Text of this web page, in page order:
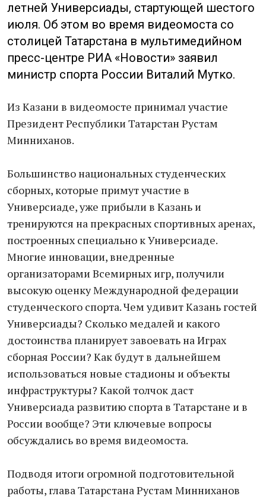
летней Универсиады, стартующей шестого
июля. Об этом во время видеомоста со
столицей Татарстана в мультимедийном
пресс-центре РИА «Новости» заявил
министр спорта России Виталий Мутко.
Из Казани в видеомосте принимал участие
Президент Республики Татарстан Рустам
Минниханов.
Большинство национальных студенческих
сборных, которые примут участие в
Универсиаде, уже прибыли в Казань и
тренируются на прекрасных спортивных аренах,
построенных специально к Универсиаде.
Многие инновации, внедренные
организаторами Всемирных игр, получили
высокую оценку Международной федерации
студенческого спорта. Чем удивит Казань гостей
Универсиады? Сколько медалей и какого
достоинства планирует завоевать на Играх
сборная России? Как будут в дальнейшем
использоваться новые стадионы и объекты
инфраструктуры? Какой толчок даст
Универсиада развитию спорта в Татарстане и в
России вообще? Эти ключевые вопросы
обсуждались во время видеомоста.
Подводя итоги огромной подготовительной
работы, глава Татарстана Рустам Минниханов